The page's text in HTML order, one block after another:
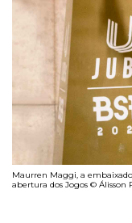
Maurren Maggi, a
abertura dos Jogos © Álisson